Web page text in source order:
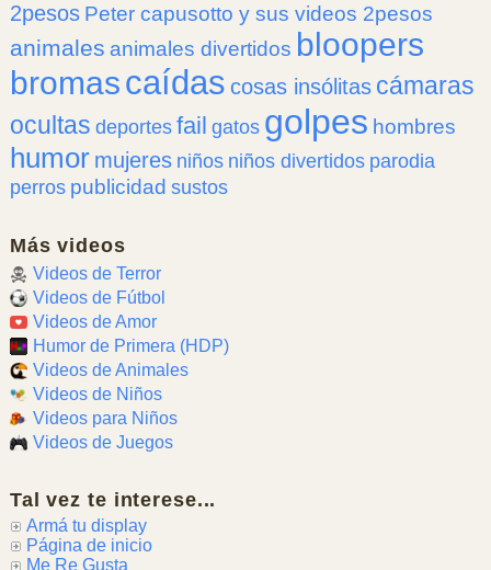
2pesos Peter capusotto y sus videos 2pesos
animales animales divertidos bloopers
bromascaídas cosas insólitas cámaras
ocultas deportes fail gatos golpes hombres
humor mujeres niños niños divertidos parodia
perros publicidad sustos
Más videos
Videos de Terror
Videos de Fútbol
Videos de Amor
Humor de Primera (HDP)
Videos de Animales
Videos de Niños
Videos para Niños
Videos de Juegos
Tal vez te interese...
Armá tu display
Página de inicio
Me Re Gusta